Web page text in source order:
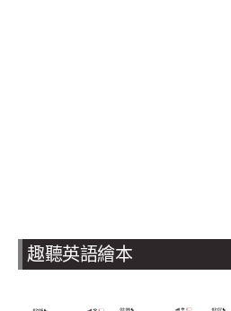
趣聽英語繪本